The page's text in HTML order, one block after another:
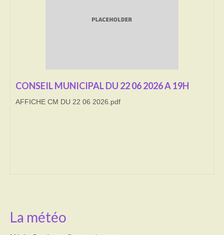
Correspondants de presse
LE BRULAGE DES VEGETAUX
CONSEIL MUNICIPAL DU 22 06 2026 A 19H
AFFICHE CM DU 22 06 2026.pdf
La météo